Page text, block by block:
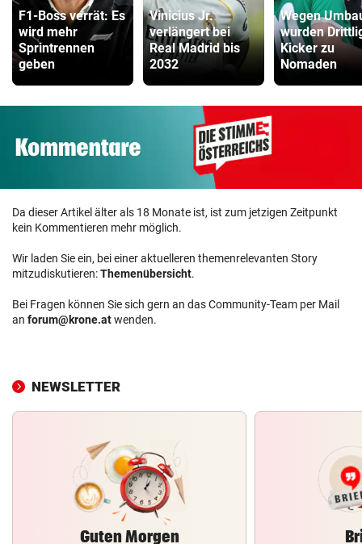
F1-Boss verrät: Es
wird mehr
Sprintrennen
geben
Vinicius Jr.
verlängert bei
Real Madrid bis
2032
Wegen
wurden
Kicker zu
Nomaden
Da dieser Artikel älter als 18 Monate ist, ist zum jetzigen Zeitpunkt
kein Kommentieren mehr möglich.
Wir laden Sie ein, bei einer aktuelleren themenrelevanten Story
mitzudiskutieren:Themenübersicht.
Bei Fragen können Sie sich gern an das Community-Team per Mail
an forum@krone.atwenden.
NEWSLETTER
Guten Morgen